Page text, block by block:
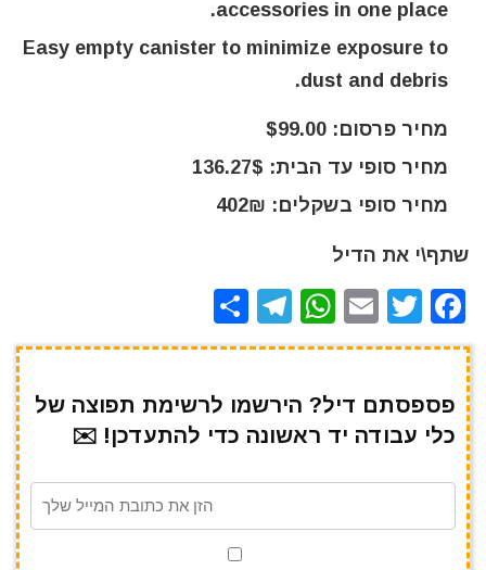
accessories in one place.
Easy empty canister to minimize exposure to
dust and debris.
מחיר פרסום: $99.00
מחיר סופי עד הבית: 136.27$
מחיר סופי בשקלים: 402₪
שתף\י את הדיל
F
a
e
b
o
T
w
te
r
E
m
l
W
h
s
A
p
T
el
gr
a
m
h
e
פספסתם דיל? הירשמו לרשימת תפוצה של
כלי עבודה יד ראשונה כדי להתעדכן! ✉️